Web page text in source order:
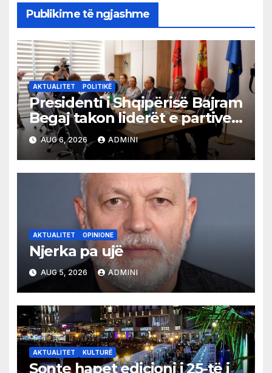
Publikime të ngjashme
AKTUALITET POLITIKË
Presidenti i Shqipërisë Bajram
Begaj takon liderët e partive
shqiptare në Ulqin
AUG 6, 2026 ADMINI
AKTUALITET OPINIONE
Njerka pa ujë
AUG 5, 2026 ADMINI
AKTUALITET KULTURË
Sonte hapet edicioni i 25-të i